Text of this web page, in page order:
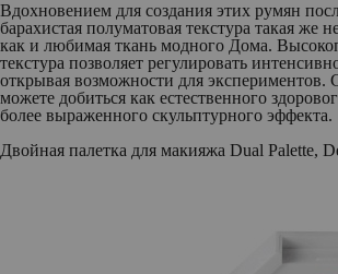
Вдохновением для создания этих румян
барахистая полуматовая текстура такая же
как и любимая ткань модного Дома.
текстура позволяет регулировать
открывая возможности для экспериментов.
можете добиться как естественного
более выраженного скульптурного эффекта.
Двойная палетка для макияжа Dual Palette,